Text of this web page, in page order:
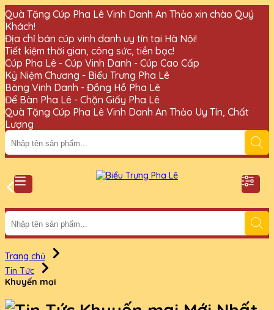
Quà Tặng Cúp Pha Lê Vinh Danh An Thảo xin chào Quý
Khách!
Địa chỉ bán cúp vinh danh uy tín tại Hà Nội!
Tiết kiệm thời gian, công sức, tiền bạc!
Cúp Pha Lê - Cúp Vinh Danh - Cúp Cao Cấp
Kỷ Niệm Chương - Biểu Trưng Pha Lê
Bảng Vinh Danh - Đồng Hồ Pha Lê
Để Bàn Pha Lê - Chặn Giấy Pha Lê
Quà Tặng Cúp Pha Lê Vinh Danh An Thảo Uy Tín, Chất
Lượng
Trang chủ
Tin Tức
Khuyến mại